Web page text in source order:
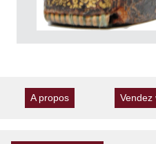
A propos Vendez